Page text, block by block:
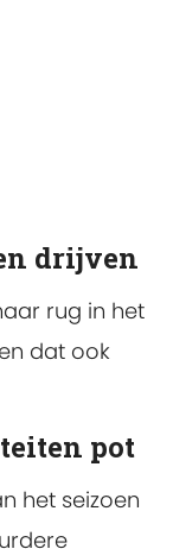
drijven
rug in het
dat ook
pot
het seizoen